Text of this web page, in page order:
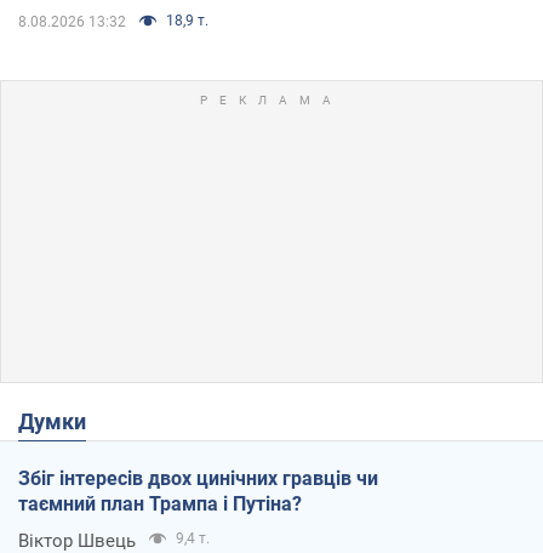
8.08.2026 13:32 18,9 т.
Думки
Збіг інтересів двох цинічних гравців чи
таємний план Трампа і Путіна?
Віктор Швець 9,4 т.